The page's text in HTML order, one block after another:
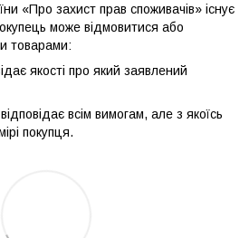
«Про захист прав споживачів» існує
може відмовитися або
товарами:
якості про який заявлений
всім вимогам, але з якоїсь
покупця.